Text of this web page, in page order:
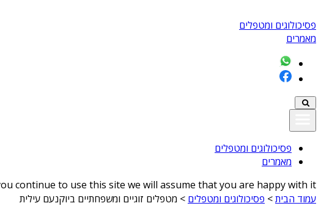
פסיכולוגים ומטפלים
מאמרים
פסיכולוגים ומטפלים
מאמרים
continue to use this site we will assume that you are happy with it
עמוד הבית> פסיכולוגים ומטפלים > מטפלים זוגיים ומשפחתיים ביוקנעם עילית